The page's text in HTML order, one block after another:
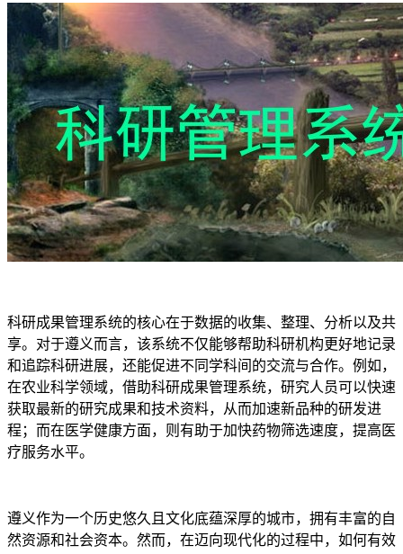
科研成果管理系统的核心在于数据的收集、整理、分析以及共
享。对于遵义而言，该系统不仅能够帮助科研机构更好地记录
和追踪科研进展，还能促进不同学科间的交流与合作。例如，
在农业科学领域，借助科研成果管理系统，研究人员可以快速
获取最新的研究成果和技术资料，从而加速新品种的研发进
程；而在医学健康方面，则有助于加快药物筛选速度，提高医
疗服务水平。
遵义作为一个历史悠久且文化底蕴深厚的城市，拥有丰富的自
然资源和社会资本。然而，在迈向现代化的过程中，如何有效